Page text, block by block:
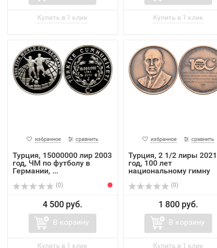
избранное сравнить
Турция, 15000000 лир 2003
год, ЧМ по футболу в
Германии, ...
(0)
4 500 руб.
В корзину
избранное сравнить
Турция, 2 1/2 лиры 2021
год, 100 лет
национальному гимну
(0)
1 800 руб.
В корзину